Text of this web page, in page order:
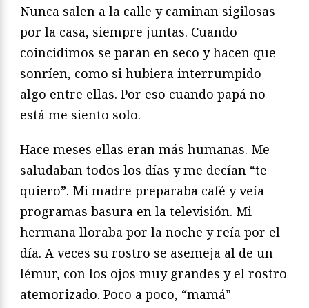
Nunca salen a la calle y caminan sigilosas
por la casa, siempre juntas. Cuando
coincidimos se paran en seco y hacen que
sonríen, como si hubiera interrumpido
algo entre ellas. Por eso cuando papá no
está me siento solo.
Hace meses ellas eran más humanas. Me
saludaban todos los días y me decían “te
quiero”. Mi madre preparaba café y veía
programas basura en la televisión. Mi
hermana lloraba por la noche y reía por el
día. A veces su rostro se asemeja al de un
lémur, con los ojos muy grandes y el rostro
atemorizado. Poco a poco, “mamá”